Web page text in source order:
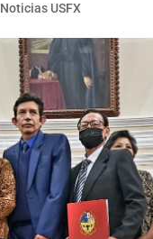
Noticias USFX